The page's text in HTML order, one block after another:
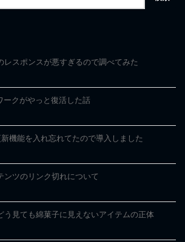
レスポンスが悪すぎるので調べてみた
ークがやっと復活した話
機能を入れ忘れてたので導入しました
ンツのリンク切れについて
う見ても綿菓子に見えないアイテムの正体